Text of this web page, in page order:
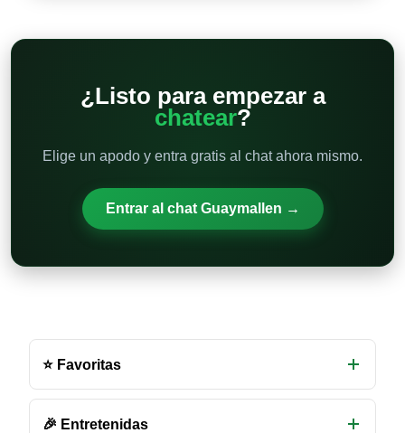
¿Listo para empezar a
chatear?
Elige un apodo y entra gratis al chat ahora mismo.
Entrar al chat Guaymallen →
de
chat
disponibles
⭐ Favoritas
🎉 Entretenidas